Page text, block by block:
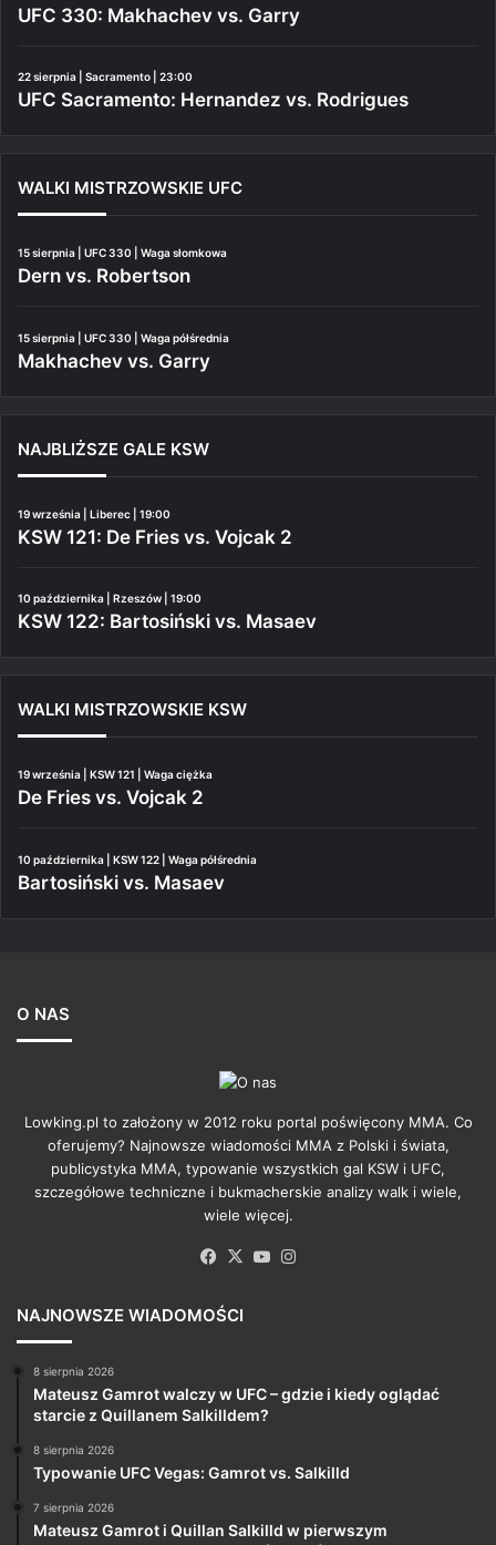
UFC 330: Makhachev vs. Garry
22 sierpnia | Sacramento | 23:00
UFC Sacramento: Hernandez vs. Rodrigues
WALKI MISTRZOWSKIE UFC
15 sierpnia | UFC 330 | Waga słomkowa
Dern vs. Robertson
15 sierpnia | UFC 330 | Waga półśrednia
Makhachev vs. Garry
NAJBLIŻSZE GALE KSW
19 września | Liberec | 19:00
KSW 121: De Fries vs. Vojcak 2
10 października | Rzeszów | 19:00
KSW 122: Bartosiński vs. Masaev
WALKI MISTRZOWSKIE KSW
19 września | KSW 121 | Waga ciężka
De Fries vs. Vojcak 2
10 października | KSW 122 | Waga półśrednia
Bartosiński vs. Masaev
O NAS
Lowking.pl to założony w 2012 roku portal poświęcony MMA. Co
oferujemy? Najnowsze wiadomości MMA z Polski i świata,
publicystyka MMA, typowanie wszystkich gal KSW i UFC,
szczegółowe techniczne i bukmacherskie analizy walk i wiele,
wiele więcej.
Facebook
X YouTube
NAJNOWSZE WIADOMOŚCI
8 sierpnia 2026
Mateusz Gamrot walczy w UFC – gdzie i kiedy oglądać
starcie z Quillanem Salkilldem?
8 sierpnia 2026
Typowanie UFC Vegas: Gamrot vs. Salkilld
7 sierpnia 2026
Mateusz Gamrot i Quillan Salkilld w pierwszym